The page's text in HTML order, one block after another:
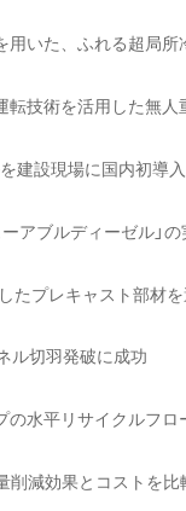
いた、ふれる超局所
技術を活用した無
建設現場に国内初導入
アブルディーゼル」
たプレキャスト部材
ル切羽発破に成功
水平リサイクルフ
減効果とコストを比